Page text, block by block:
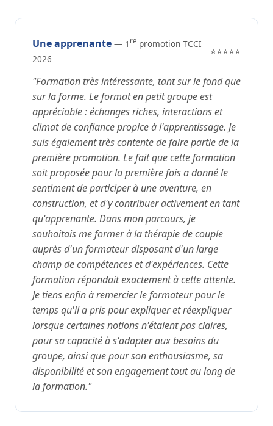
Une apprenante — 1 re promotion TCCI
2026
⭐⭐⭐⭐⭐
"Formation très intéressante, tant sur le fond que
sur la forme. Le format en petit groupe est
appréciable : échanges riches, interactions et
climat de confiance propice à l'apprentissage. Je
suis également très contente de faire partie de la
première promotion. Le fait que cette formation
soit proposée pour la première fois a donné le
sentiment de participer à une aventure, en
construction, et d'y contribuer activement en tant
qu'apprenante. Dans mon parcours, je
souhaitais me former à la thérapie de couple
auprès d'un formateur disposant d'un large
champ de compétences et d'expériences. Cette
formation répondait exactement à cette attente.
Je tiens enfin à remercier le formateur pour le
temps qu'il a pris pour expliquer et réexpliquer
lorsque certaines notions n'étaient pas claires,
pour sa capacité à s'adapter aux besoins du
groupe, ainsi que pour son enthousiasme, sa
disponibilité et son engagement tout au long de
la formation."